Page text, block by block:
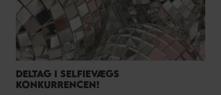
DELTAG I SELFIEVÆGS
KONKURRENCEN!